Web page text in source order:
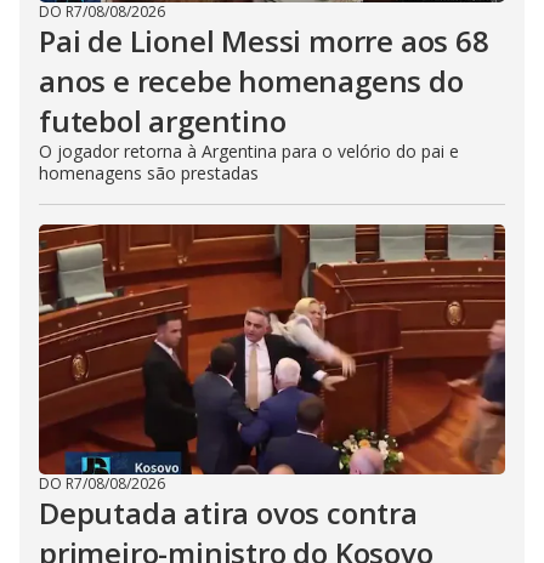
DO R7/08/08/2026
Pai de Lionel Messi morre aos 68
anos e recebe homenagens do
futebol argentino
O jogador retorna à Argentina para o velório do pai e
homenagens são prestadas
DO R7/08/08/2026
Deputada atira ovos contra
primeiro-ministro do Kosovo